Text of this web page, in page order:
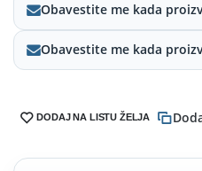
Obavestite me kada
Obavestite me kada
DODAJ NA LISTU ŽELJA